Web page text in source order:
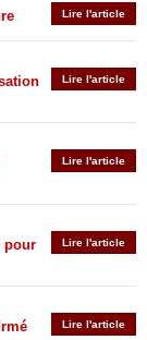
Lire l'article
Lire l'article
Lire l'article
Lire l'article
pour
Lire l'article